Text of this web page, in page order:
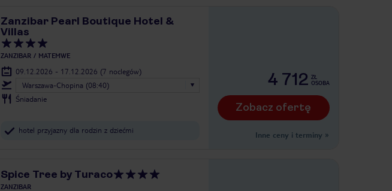
Zanzibar Pearl Boutique Hotel &
Villas
ZANZIBAR MATEMWE
09.12.2026 - 17.12.2026 (7 noclegów)
Warszawa-Chopina (08:40)
Śniadanie
hotel przyjazny dla rodzin z dziećmi
4 712 ZŁ
OSOBA
Zobacz ofertę
Inne ceny i terminy »
Spice Tree by Turaco
ZANZIBAR